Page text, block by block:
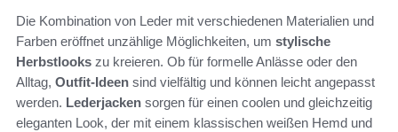
Die Kombination von Leder mit verschiedenen Materialien und
Farben eröffnet unzählige Möglichkeiten, um stylische
Herbstlooks zu kreieren. Ob für formelle Anlässe oder den
Alltag, Outfit-Ideen sind vielfältig und können leicht angepasst
werden. Lederjacken sorgen für einen coolen und gleichzeitig
eleganten Look, der mit einem klassischen weißen Hemd und